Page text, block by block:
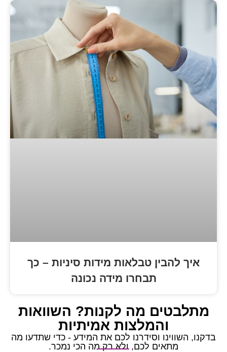
טבלאות מידות סיניות – כך
תבחרו מידה נכונה
מה לקנות? השוואות
אמיתיות
וסידרנו לכם את המידע - כדי שתדעו מה
לכם, ולא רק מה הכי נמכר.